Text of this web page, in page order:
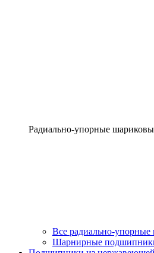
Радиально-упорные
Все радиально-
Шарнирные